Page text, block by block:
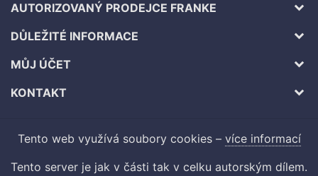
AUTORIZOVANÝ PRODEJCE FRANKE
DŮLEŽITÉ INFORMACE
MŮJ ÚČET
KONTAKT
Tento web využívá soubory cookies – více informací
Tento server je jak v části tak v celku autorským dílem.